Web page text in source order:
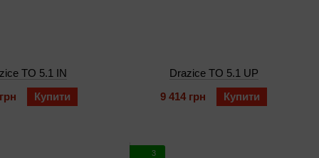
TO 5.1 IN
Купити
Drazice TO 5.1 UP
9 414 грн
Купити
3